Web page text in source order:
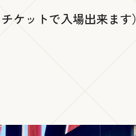
ケットで入場出来ます）